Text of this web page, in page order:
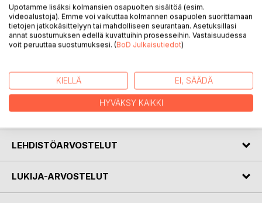
Finnlands in einem Container ein. Er wacht mitten auf der
stürmischen Ostsee auf und bemerkt, dass er auf einem
Schiff unterwegs nach Deutschland ist. Glücklicherweise
lernt Hugo in der Kleinstadt Bechersbach die fröhlichen
verlorener Elch in einem fremden Land zu sein...
KIRJAILIJA
LEHDISTÖARVOSTELUT
LUKIJA-ARVOSTELUT
Upotamme lisäksi kolmansien osapuolten sisältöä (esim.
videoalustoja). Emme voi vaikuttaa kolmannen osapuolen suorittamaan
tietojen jatkokäsittelyyn tai mahdolliseen seurantaan. Asetuksillasi
annat suostumuksen edellä kuvattuihin prosesseihin. Vastaisuudessa
voit peruuttaa suostumuksesi. (BoD Julkaisutiedot)
KIELLÄ EI, SÄÄDÄ
HYVÄKSY KAIKKI